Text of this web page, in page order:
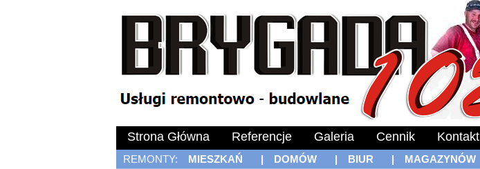
Strona Główna Referencje Galeria Cennik Kontakt
REMONTY: MIESZKAŃ | DOMÓW | BIUR | MAGAZYNÓW